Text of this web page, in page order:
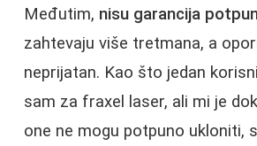
Međutim, nisu garancija
zahtevaju više tretmana, a
neprijatan. Kao što jedan
sam za fraxel laser, ali mi je
one ne mogu potpuno ukloniti,